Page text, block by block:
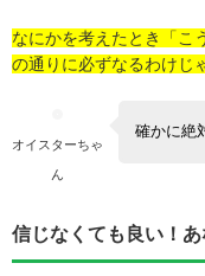
なにかを考えたとき「こ
の通りに必ずなるわけじ
オイスターちゃ
ん
確かに絶
信じなくても良い！